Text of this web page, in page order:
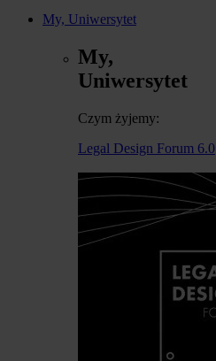
My, Uniwersytet
My,
Uniwersytet
Czym żyjemy:
Legal Design Forum 6.0